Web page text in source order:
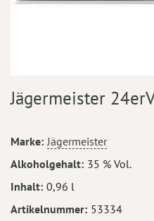
Anfang
springen
Jägermeister
Mehr
Informationen
Marke Jägermeister
Alkoholgehalt 35 % Vol.
Inhalt 0,96 l
Artikelnummer 53334